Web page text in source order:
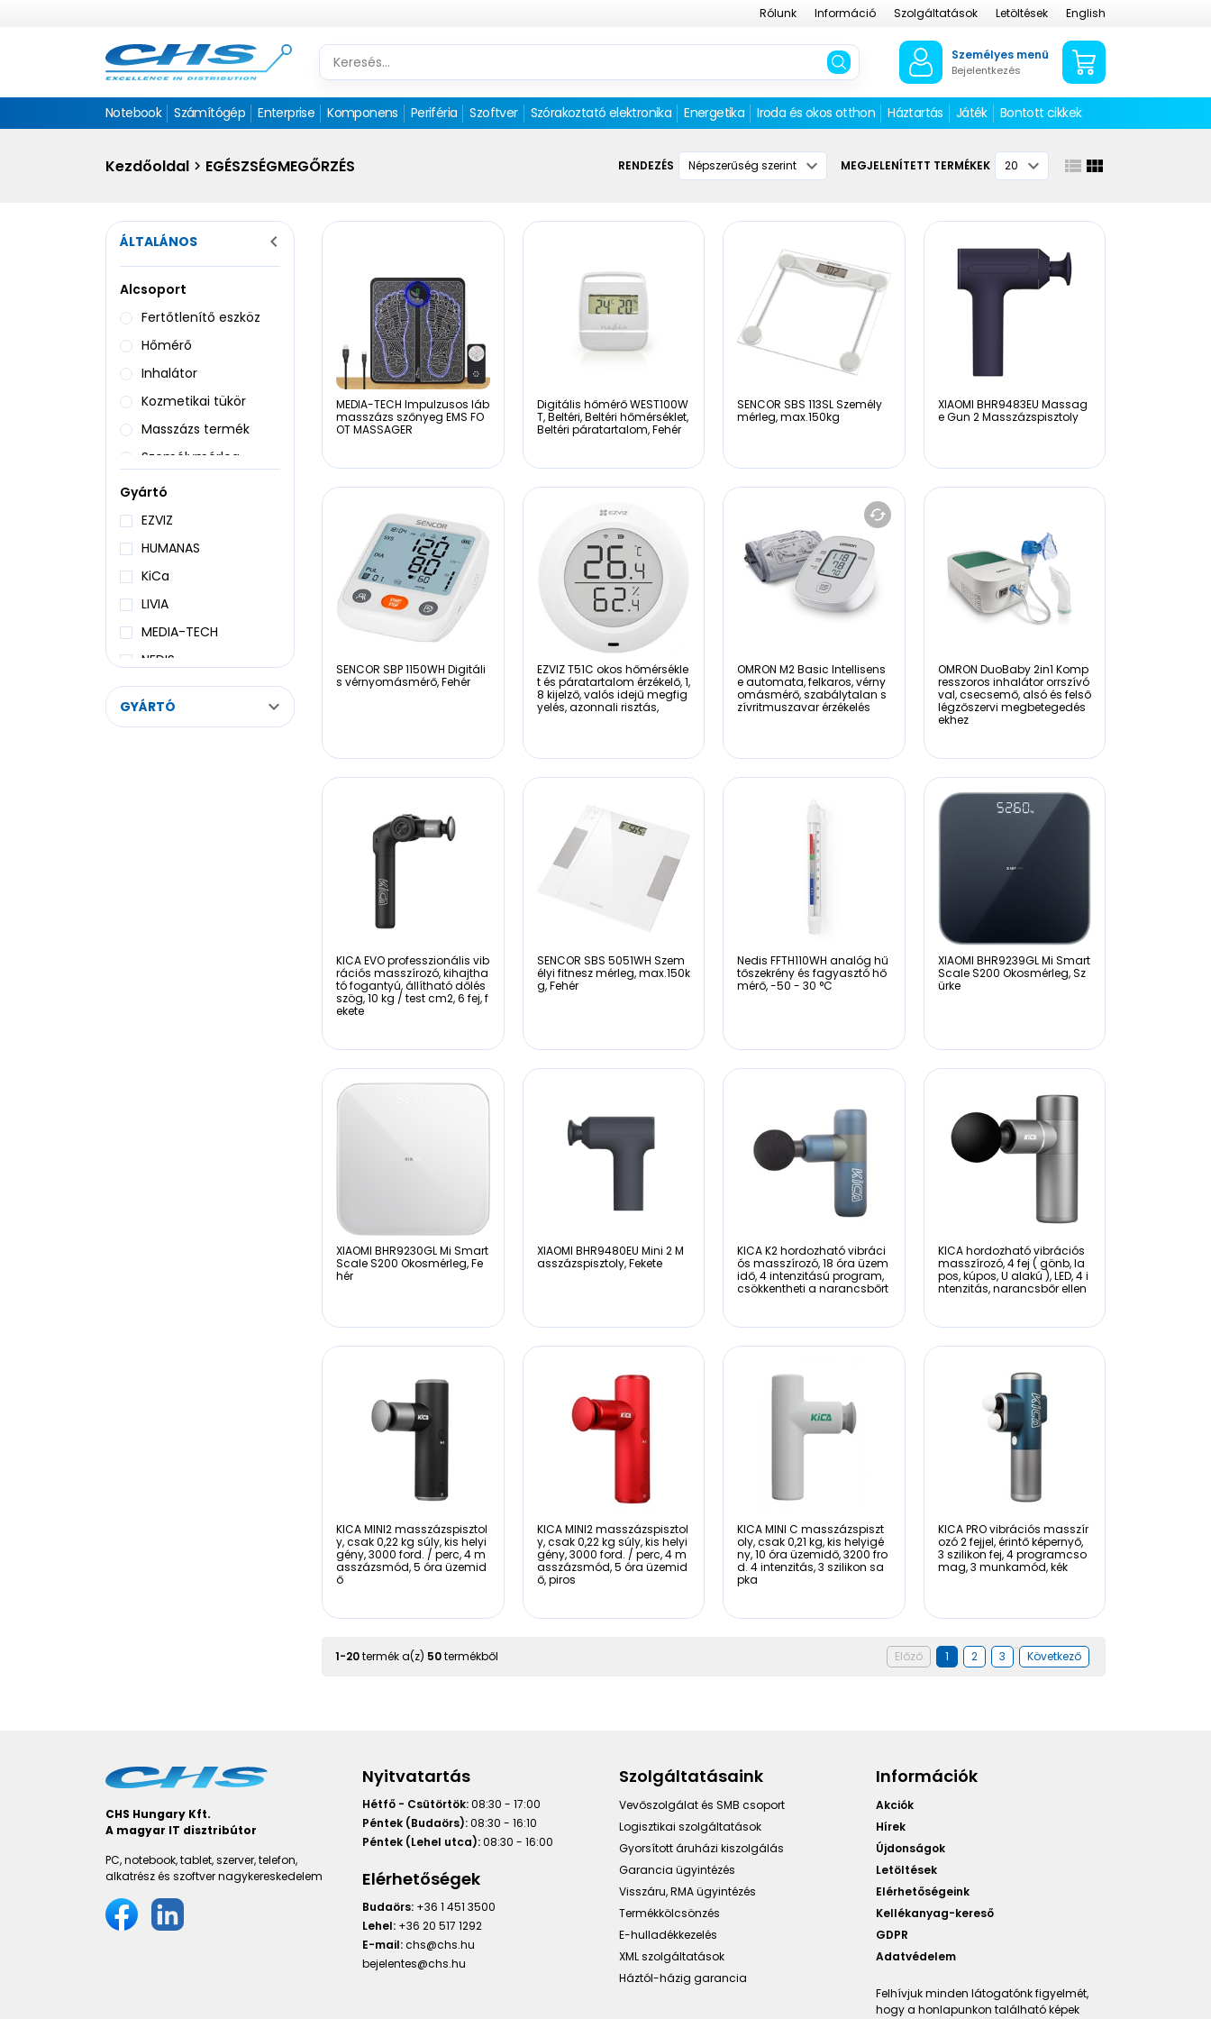
Rólunk Információ Szolgáltatások Letöltések English
Személyes menü
Bejelentkezés
Notebook Számítógép Enterprise Komponens Periféria Szoftver Szórakoztató elektronika Energetika Iroda és okos otthon Háztartás Játék Bontott cikkek
Kezdőoldal EGÉSZSÉGMEGŐRZÉS RENDEZÉS MEGJELENÍTETT TERMÉKEK
MEDIA-TECH Impulzusos láb
masszázs szőnyeg EMS FO
OT MASSAGER
Digitális hőmérő WEST100W
T, Beltéri, Beltéri hőmérséklet,
Beltéri páratartalom, Fehér
SENCOR SBS 113SL Személy
mérleg, max.150kg
XIAOMI BHR9483EU Massag
e Gun 2 Masszázspisztoly
SENCOR SBP 1150WH Digitáli
s vérnyomásmérő, Fehér
EZVIZ T51C okos hőmérsékle
t és páratartalom érzékelő, 1,
8 kijelző, valós idejű megfig
yelés, azonnali risztás,
OMRON M2 Basic Intellisens
e automata, felkaros, vérny
omásmérő, szabálytalan s
zívritmuszavar érzékelés
OMRON DuoBaby 2in1 Komp
resszoros inhalátor orrszívó
val, csecsemő, alsó és felső
légzőszervi megbetegedés
ekhez
KICA EVO professzionális vib
rációs masszírozó, kihajtha
tó fogantyú, állítható dőlés
szög, 10 kg / test cm2, 6 fej, f
ekete
SENCOR SBS 5051WH Szem
élyi fitnesz mérleg, max.150k
g, Fehér
Nedis FFTH110WH analóg hű
tőszekrény és fagyasztó hő
mérő, -50 - 30 °C
XIAOMI BHR9239GL Mi Smart
Scale S200 Okosmérleg, Sz
ürke
XIAOMI BHR9230GL Mi Smart
Scale S200 Okosmérleg, Fe
hér
XIAOMI BHR9480EU Mini 2 M
asszázspisztoly, Fekete
KICA K2 hordozható vibráci
ós masszírozó, 18 óra üzem
idő, 4 intenzitású program,
csökkentheti a narancsbőrt
KICA hordozható vibrációs
masszírozó, 4 fej ( gönb, la
pos, kúpos, U alakú ), LED, 4 i
ntenzitás, narancsbőr ellen
KICA MINI2 masszázspisztol
y, csak 0,22 kg súly, kis helyi
gény, 3000 ford. / perc, 4 m
asszázsmód, 5 óra üzemid
ő
KICA MINI2 masszázspisztol
y, csak 0,22 kg súly, kis helyi
gény, 3000 ford. / perc, 4 m
asszázsmód, 5 óra üzemid
ő, piros
KICA MINI C masszázspiszt
oly, csak 0,21 kg, kis helyigé
ny, 10 óra üzemidő, 3200 fro
d. 4 intenzitás, 3 szilikon sa
pka
KICA PRO vibrációs masszír
ozó 2 fejjel, érintő képernyő,
3 szilikon fej, 4 programcso
mag, 3 munkamód, kék
1-20termék a(z) 50termékből Előző 1 2 3 Következő
ÁLTALÁNOS
Alcsoport
Fertőtlenítő eszköz
Hőmérő
Inhalátor
Kozmetikai tükör
Masszázs termék
Személymérleg
Vérnyomásmérő
Gyártó
EZVIZ
HUMANAS
KiCa
LIVIA
MEDIA-TECH
NEDIS
OMRON
SENCOR
GYÁRTÓ
CHS Hungary Kft.
A magyar IT disztribútor
PC, notebook, tablet, szerver, telefon,
alkatrész és szoftver nagykereskedelem
Nyitvatartás
Hétfő - Csütörtök:08:30 - 17:00
Péntek (Budaörs):08:30 - 16:10
Péntek (Lehel utca):08:30 - 16:00
Elérhetőségek
Budaörs: +36 1 451 3500
Lehel: +36 20 517 1292
E-mail:chs@chs.hu
bejelentes@chs.hu
Szolgáltatásaink
Vevőszolgálat és SMB csoport
Logisztikai szolgáltatások
Gyorsított áruházi kiszolgálás
Garancia ügyintézés
Visszáru, RMA ügyintézés
Termékkölcsönzés
E-hulladékkezelés
XML szolgáltatások
Háztól-házig garancia
Információk
Akciók
Hírek
Újdonságok
Letöltések
Elérhetőségeink
Kellékanyag-kereső
GDPR
Adatvédelem
Felhívjuk minden látogatónk figyelmét,
hogy a honlapunkon található képek